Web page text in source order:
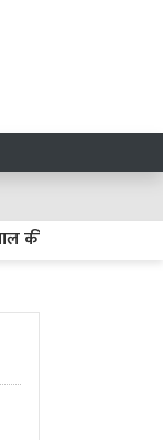
‘राजनीतिक